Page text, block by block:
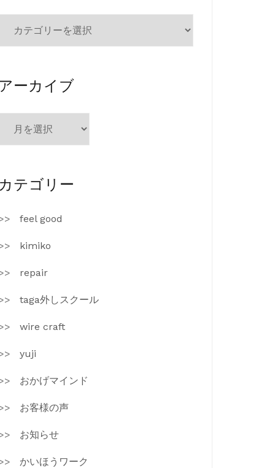
ー
アーカイブ
ブ
カテゴリー
feel good
kimiko
repair
taga外しスクール
wire craft
yuji
おかげマインド
お客様の声
お知らせ
かいほうワーク